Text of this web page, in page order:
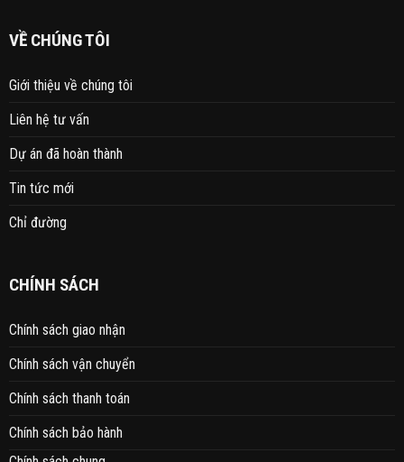
VỀ CHÚNG TÔI
Giới thiệu về chúng tôi
Liên hệ tư vấn
Dự án đã hoàn thành
Tin tức mới
Chỉ đường
CHÍNH SÁCH
Chính sách giao nhận
Chính sách vận chuyển
Chính sách thanh toán
Chính sách bảo hành